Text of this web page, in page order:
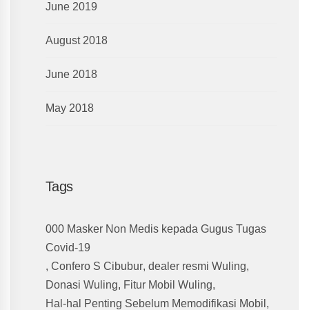
June 2019
August 2018
June 2018
May 2018
Tags
000 Masker Non Medis kepada Gugus Tugas
Covid-19
, Confero S Cibubur, dealer resmi Wuling,
Donasi Wuling, Fitur Mobil Wuling,
Hal-hal Penting Sebelum Memodifikasi Mobil ,